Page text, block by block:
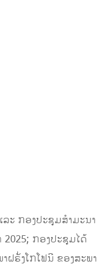
ະ ກອງປະຊຸມສຳມະນາ
ກອງປະຊຸມໄດ້
ຝຣັ່ງໂກໂຟນີ ຂອງສະພາ